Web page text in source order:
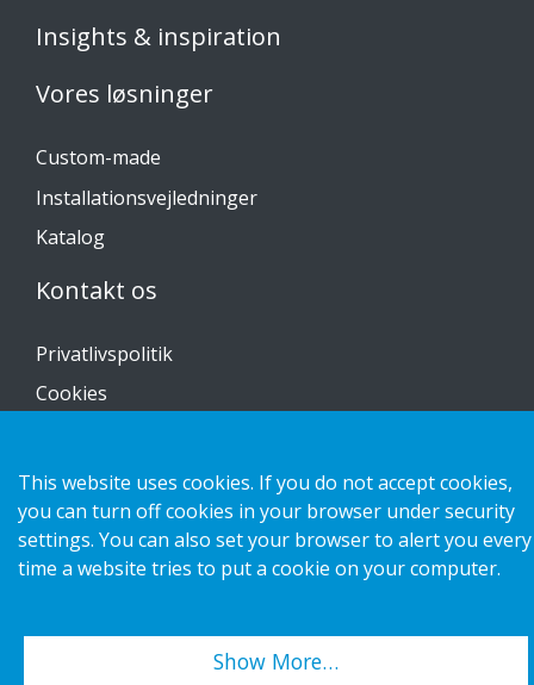
Insights & inspiration
Vores løsninger
Custom-made
Installationsvejledninger
Katalog
Kontakt os
Privatlivspolitik
Cookies
Copyright 2026 HL Display AB. All rights reserved.
This website uses cookies. If you do not accept cookies,
you can turn off cookies in your browser under security
settings. You can also set your browser to alert you every
time a website tries to put a cookie on your computer.
Show More…